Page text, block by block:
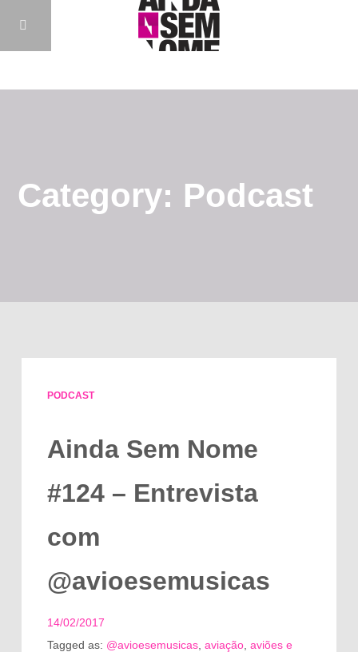
Category: Podcast
PODCAST
Ainda Sem Nome
#124 – Entrevista
com
@avioesemusicas
14/02/2017
Tagged as: @avioesemusicas, aviação, aviões e